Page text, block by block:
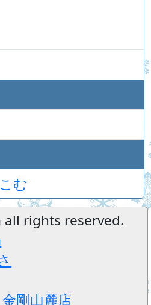
む
rights reserved.
剛山麓店